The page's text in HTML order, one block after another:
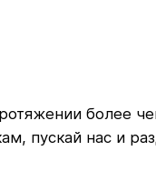
более
пускай нас и